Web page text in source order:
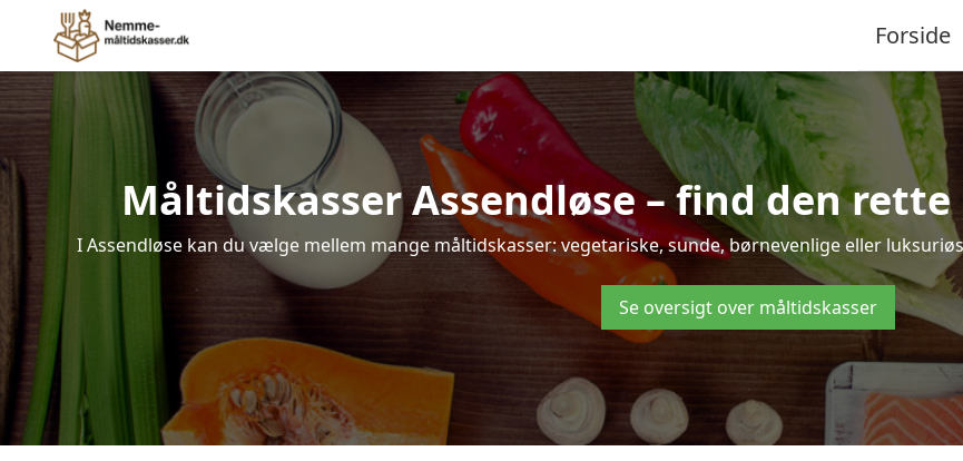
Forside
Måltidskasser Assendløse – find den
I Assendløse kan du vælge mellem mange måltidskasser: vegetariske, sunde, børnevenlige eller
Se oversigt over måltidskasser